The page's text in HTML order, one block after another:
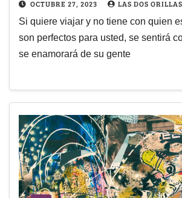
OCTUBRE 27, 2023 LAS DOS ORILLAS
Si quiere viajar y no tiene con quien
son perfectos para usted, se sentirá
se enamorará de su gente